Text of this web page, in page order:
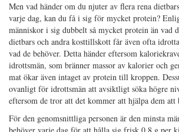
Men vad händer om du njuter av flera rena
varje dag, kan du få i sig för mycket protein?
människor i sig dubbelt så mycket protein än vad
dietbars och andra kosttillskott får även ofta
vad de behöver. Detta händer eftersom
idrottsmän, som bränner massor av kalorier och
mat ökar även intaget av protein till kroppen.
ovanligt för idrottsmän att avsiktligt söka högre
eftersom de tror att det kommer att hjälpa dem att
För den genomsnittliga personen är den minsta